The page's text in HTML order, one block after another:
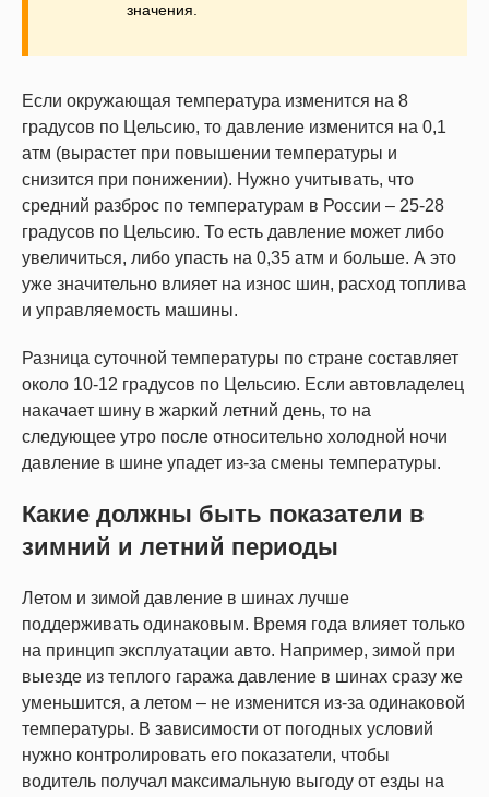
значения.
Если окружающая температура изменится на 8
градусов по Цельсию, то давление изменится на 0,1
атм (вырастет при повышении температуры и
снизится при понижении). Нужно учитывать, что
средний разброс по температурам в России – 25-28
градусов по Цельсию. То есть давление может либо
увеличиться, либо упасть на 0,35 атм и больше. А это
уже значительно влияет на износ шин, расход топлива
и управляемость машины.
Разница суточной температуры по стране составляет
около 10-12 градусов по Цельсию. Если автовладелец
накачает шину в жаркий летний день, то на
следующее утро после относительно холодной ночи
давление в шине упадет из-за смены температуры.
Какие должны быть показатели в
зимний и летний периоды
Летом и зимой давление в шинах лучше
поддерживать одинаковым. Время года влияет только
на принцип эксплуатации авто. Например, зимой при
выезде из теплого гаража давление в шинах сразу же
уменьшится, а летом – не изменится из-за одинаковой
температуры. В зависимости от погодных условий
нужно контролировать его показатели, чтобы
водитель получал максимальную выгоду от езды на